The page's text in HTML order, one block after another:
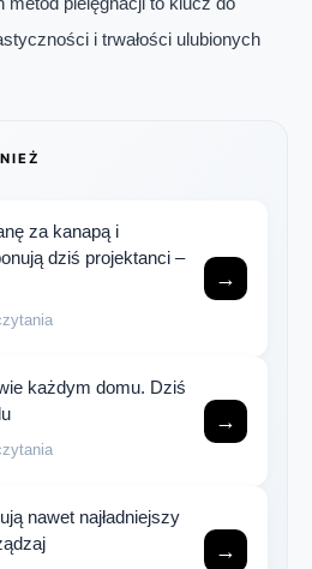
i trwałości ulubionych
za kanapą i
dziś projektanci –
→
każdym domu. Dziś
→
nawet najładniejszy
→